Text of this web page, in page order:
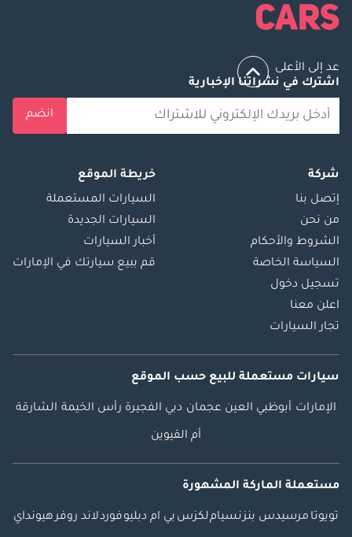
عد إلى الأعلى
اشترك في نشراتنا الإخبارية
انضم
شركة
إتصل بنا
من نحن
الشروط والأحكام
السياسة الخاصة
تسجيل دخول
اعلن معنا
تجار السيارات
خريطة الموقع
السيارات المستعملة
السيارات الجديدة
أخبار السيارات
قم ببيع سيارتك في الإمارات
سيارات مستعملة للبيع حسب الموقع
الإمارات أبوظبي العين عجمان دبي الفجيرة رأس الخيمة الشارقة
أم القيوين
مستعملة الماركة المشهورة
تويوتا مرسيدس بنزنسياملكزس بي ام دبليوفوردلاند روفرهيونداي